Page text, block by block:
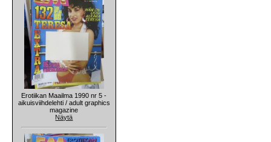
Erotiikan Maailma 1990 nr 5 -
aikuisviihdelehti / adult graphics
magazine
Näytä